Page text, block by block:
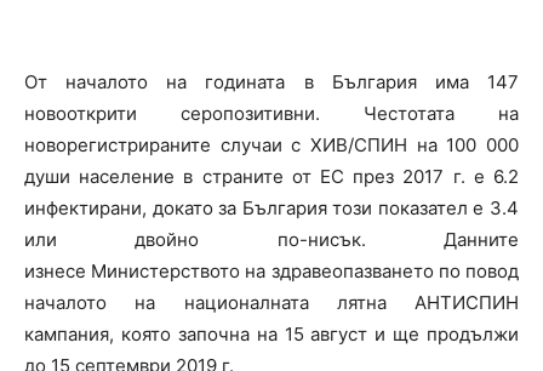
От началото на годината в България има 147
новооткрити серопозитивни. Честотата на
новорегистрираните случаи с ХИВ/СПИН на 100 000
души население в страните от ЕС през 2017 г. е 6.2
инфектирани, докато за България този показател е 3.4
или двойно по-нисък. Данните
изнесе Министерството на здравеопазването по повод
началото на националната лятна АНТИСПИН
кампания, която започна на 15 август и ще продължи
до 15 септември 2019 г.